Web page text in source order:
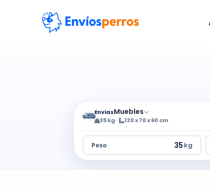
EnviasMuebles
35 kg 120 x 70 x 60 cm
Peso kg